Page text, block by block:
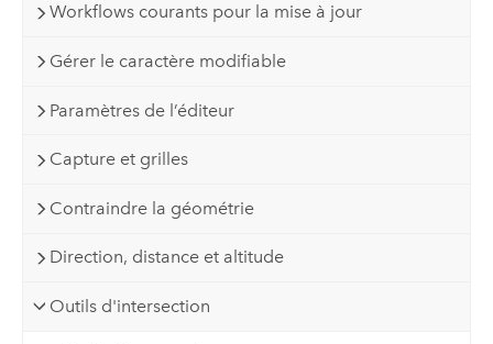
Workflows courants pour la mise à jour
Gérer le caractère modifiable
Paramètres de l’éditeur
Capture et grilles
Contraindre la géométrie
Direction, distance et altitude
Outils d'intersection